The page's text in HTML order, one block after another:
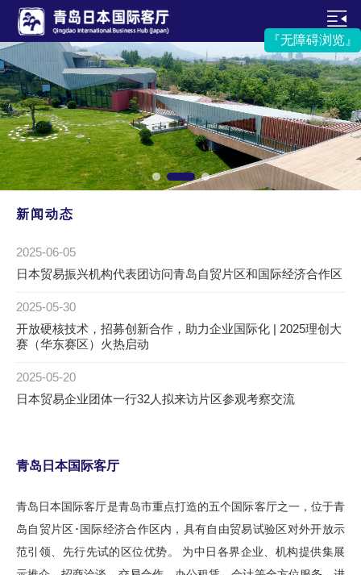
『无障碍浏览』
新闻动态
2025-06-05
日本贸易振兴机构代表团访问青岛自贸片区和国际经济合作区
2025-05-30
开放硬核技术，招募创新合作，助力企业国际化 | 2025理创大
赛（华东赛区）火热启动
2025-05-20
日本贸易企业团体一行32人拟来访片区参观考察交流
青岛日本国际客厅
青岛日本国际客厅是青岛市重点打造的五个国际客厅之一，位于青
岛自贸片区･国际经济合作区内，具有自由贸易试验区对外开放示
范引领、先行先试的区位优势。 为中日各界企业、机构提供集展